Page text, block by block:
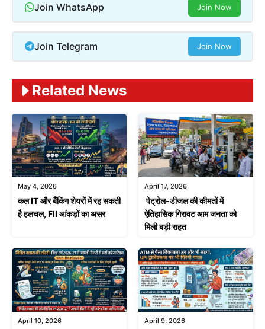
Join WhatsApp Join Now
Join Telegram Join Now
Related News
May 4, 2026
कल IT और बैंकिंग शेयरों में रह सकती
है हलचल, FII आंकड़ों का असर
April 17, 2026
पेट्रोल-डीजल की कीमतों में
ऐतिहासिक गिरावट आम जनता को
मिली बड़ी राहत
April 10, 2026 April 9, 2026